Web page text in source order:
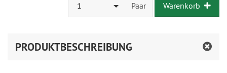
1 Paar Warenkorb
PRODUKTBESCHREIBUNG